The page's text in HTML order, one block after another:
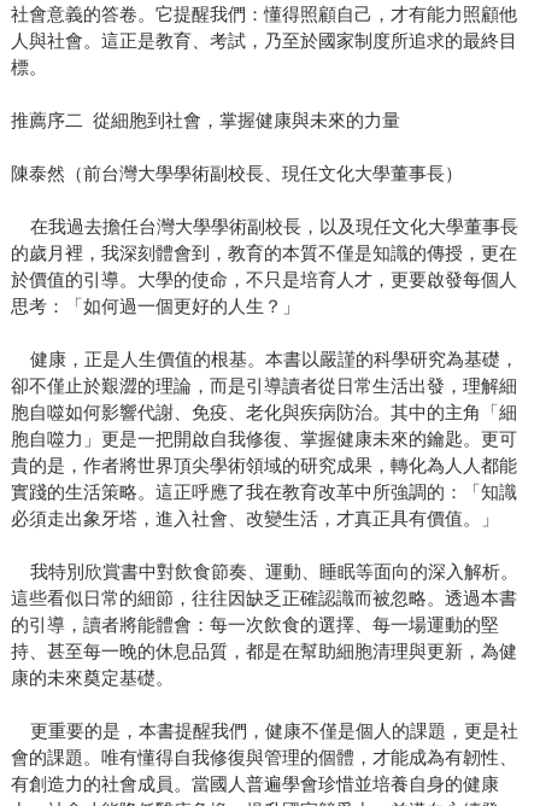
社會意義的答卷。它提醒我們：懂得照顧自己，才有能力照顧他
人與社會。這正是教育、考試，乃至於國家制度所追求的最終目
標。
推薦序二 從細胞到社會，掌握健康與未來的力量
陳泰然（前台灣⼤學學術副校長、現任文化大學董事長）
在我過去擔任台灣大學學術副校長，以及現任文化大學董事長
的歲月裡，我深刻體會到，教育的本質不僅是知識的傳授，更在
於價值的引導。大學的使命，不只是培育人才，更要啟發每個人
思考：「如何過一個更好的人生？」
健康，正是人生價值的根基。本書以嚴謹的科學研究為基礎，
卻不僅止於艱澀的理論，而是引導讀者從日常生活出發，理解細
胞自噬如何影響代謝、免疫、老化與疾病防治。其中的主角「細
胞自噬力」更是一把開啟自我修復、掌握健康未來的鑰匙。更可
貴的是，作者將世界頂尖學術領域的研究成果，轉化為人人都能
實踐的生活策略。這正呼應了我在教育改革中所強調的：「知識
必須走出象牙塔，進入社會、改變生活，才真正具有價值。」
我特別欣賞書中對飲食節奏、運動、睡眠等面向的深入解析。
這些看似日常的細節，往往因缺乏正確認識而被忽略。透過本書
的引導，讀者將能體會：每一次飲食的選擇、每一場運動的堅
持、甚至每一晚的休息品質，都是在幫助細胞清理與更新，為健
康的未來奠定基礎。
更重要的是，本書提醒我們，健康不僅是個人的課題，更是社
會的課題。唯有懂得自我修復與管理的個體，才能成為有韌性、
有創造力的社會成員。當國人普遍學會珍惜並培養自身的健康